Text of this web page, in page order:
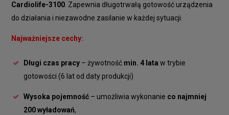
Cardiolife-3100. Zapewnia długotrwałą gotowość urządzenia
do działania i niezawodne zasilanie w każdej sytuacji.
Najważniejsze cechy:
Długi czas pracy – żywotność min. 4 lata w trybie
gotowości (6 lat od daty produkcji)
Wysoka pojemność – umożliwia wykonanie co najmniej
200 wyładowań,